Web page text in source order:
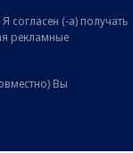
Я согласен (-а) получать
рекламные
Вы